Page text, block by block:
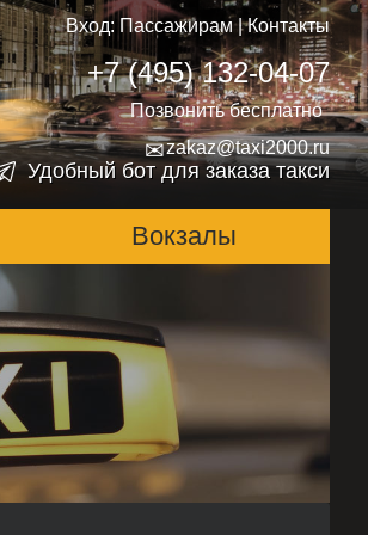
Вход: Пассажирам|Контакты
+7 (495) 132-04-07
Позвонить бесплатно
✉zakaz@taxi2000.ru
Удобный бот для заказа такси
Вокзалы